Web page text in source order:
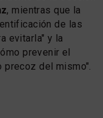
, mientras que la
de las
evitarla" y la
prevenir el
precoz del mismo".